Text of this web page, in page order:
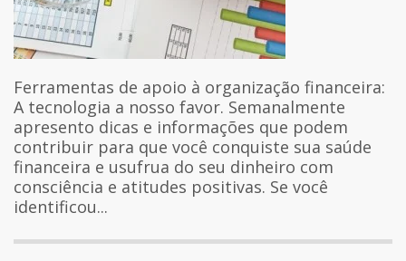
Ferramentas de apoio à organização financeira:
A tecnologia a nosso favor. Semanalmente
apresento dicas e informações que podem
contribuir para que você conquiste sua saúde
financeira e usufrua do seu dinheiro com
consciência e atitudes positivas. Se você
identificou...